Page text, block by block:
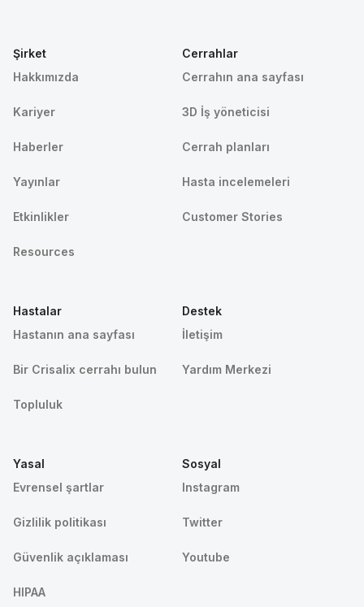
Şirket
Hakkımızda
Kariyer
Haberler
Yayınlar
Etkinlikler
Resources
Cerrahlar
Cerrahın ana sayfası
3D İş yöneticisi
Cerrah planları
Hasta incelemeleri
Customer Stories
Hastalar
Hastanın ana sayfası
Bir Crisalix cerrahı bulun
Topluluk
Destek
İletişim
Yardım Merkezi
Yasal
Evrensel şartlar
Gizlilik politikası
Güvenlik açıklaması
HIPAA
Sosyal
Instagram
Twitter
Youtube